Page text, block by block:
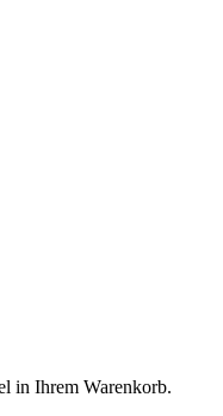
in Ihrem Warenkorb.